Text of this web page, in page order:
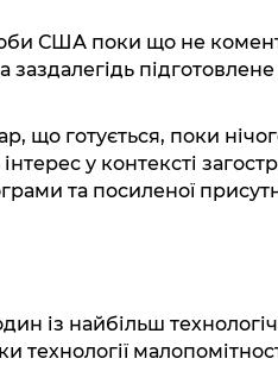
США поки що не
заздалегідь
що готується, поки
у контексті
та посиленої
із найбільш
технології